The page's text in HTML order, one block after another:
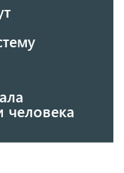
человека